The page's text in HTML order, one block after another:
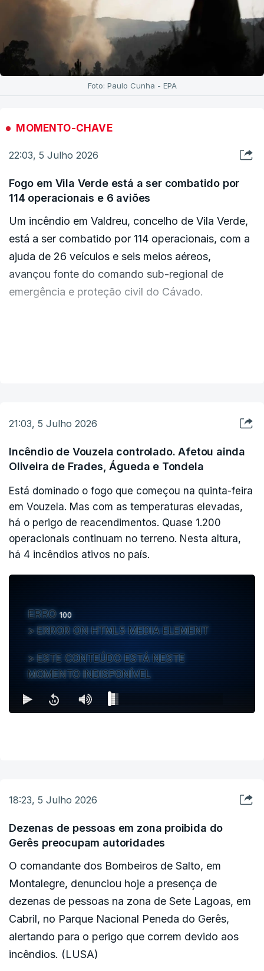
Foto: Paulo Cunha - EPA
MOMENTO-CHAVE
22:03, 5 Julho 2026
Fogo em Vila Verde está a ser combatido por
114 operacionais e 6 aviões
Um incêndio em Valdreu, concelho de Vila Verde,
está a ser combatido por 114 operacionais, com a
ajuda de 26 veículos e seis meios aéreos,
avançou fonte do comando sub-regional de
emergência e proteção civil do Cávado.
operacionais da Proteção Civil.
O principal combate continua, no entanto, a ser
feito em Vouzela, onde mais de 1.120 pessoas
estão a tentar controlar o fogo que já arde desde
a madrugada de quinta-feira, acompanhados de
382 veículos e três meios aéreos, de acordo com
informações da Autoridade Nacional de
(LUSA)
21:03, 5 Julho 2026
Incêndio de Vouzela controlado. Afetou ainda
Oliveira de Frades, Águeda e Tondela
Está dominado o fogo que começou na quinta-feira
em Vouzela. Mas com as temperaturas elevadas,
há o perigo de reacendimentos. Quase 1.200
operacionais continuam no terreno. Nesta altura,
há 4 incêndios ativos no país.
ERRO100
ERROR ON HTML5 MEDIA ELEMENT
ESTE CONTEÚDO ESTÁ NESTE
MOMENTO INDISPONÍVEL
18:23, 5 Julho 2026
Dezenas de pessoas em zona proibida do
Gerês preocupam autoridades
O comandante dos Bombeiros de Salto, em
Montalegre, denunciou hoje a presença de
dezenas de pessoas na zona de Sete Lagoas, em
Cabril, no Parque Nacional Peneda do Gerês,
alertando para o perigo que correm devido aos
incêndios. (LUSA)